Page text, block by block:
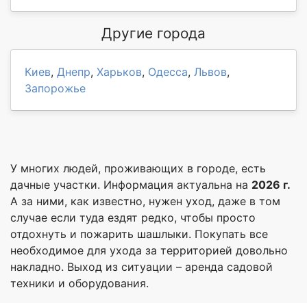
Другие города
Киев, Днепр, Харьков, Одесса, Львов,
Запорожье
У многих людей, проживающих в городе, есть
дачные участки. Информация актуальна на 2026 г.
А за ними, как известно, нужен уход, даже в том
случае если туда ездят редко, чтобы просто
отдохнуть и пожарить шашлыки. Покупать все
необходимое для ухода за территорией довольно
накладно. Выход из ситуации – аренда садовой
техники и оборудования.